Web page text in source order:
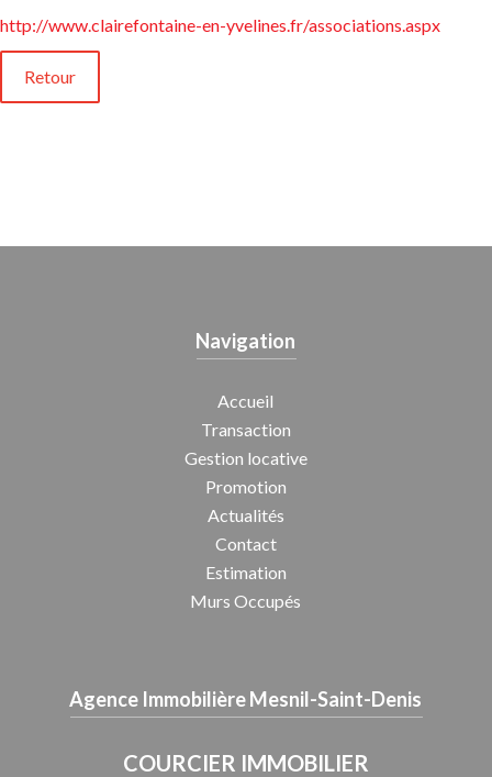
http://www.clairefontaine-en-yvelines.fr/associations.aspx
Retour
Navigation
Accueil
Transaction
Gestion locative
Promotion
Actualités
Contact
Estimation
Murs Occupés
Agence Immobilière Mesnil-Saint-Denis
COURCIER IMMOBILIER